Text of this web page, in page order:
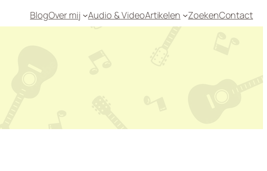
BlogOver mij Audio & VideoArtikelen ZoekenContact